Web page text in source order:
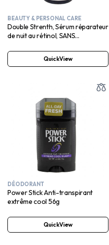
BEAUTY & PERSONAL CARE
Double Strenth, Sérum réparateur
de nuit au rétinol, SANS
QuickView
DÉODORANT
Power Stick Anti-transpirant
extrême cool 56g
QuickView